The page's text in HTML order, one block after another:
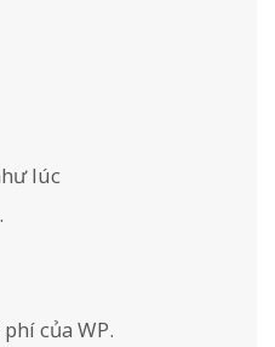
lúc
của WP.